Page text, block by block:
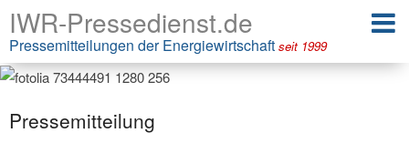
IWR-Pressedienst.de
Pressemitteilungen der Energiewirtschaft seit 1999
Pressemitteilung